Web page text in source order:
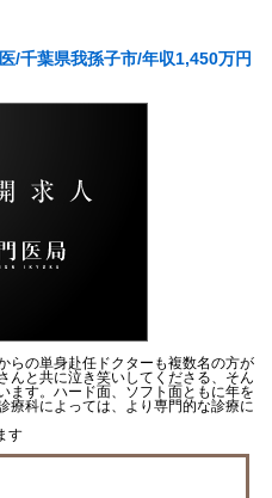
/千葉県我孫子市/年収1,450万円
らの単身赴任ドクターも複数名の方が
んと共に泣き笑いしてくださる、そん
ます。ハード面、ソフト面ともに年を
療科によっては、より専門的な診療に
す